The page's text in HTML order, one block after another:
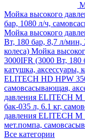
Мойка высокого
бар, 1080 л/ч,
Мойка высокого
Вт, 180 бар, 8,7 л/мин,
колеса) Мойка
3000IFR (3000 Вт, 180
катушка, аксессуары,
ELITECH HD HPW
самовсасывающая,
давления ELITECH M
бак-035 л, 6.1 кг,
давления ELITECH М
мет.помпа,
Все категории